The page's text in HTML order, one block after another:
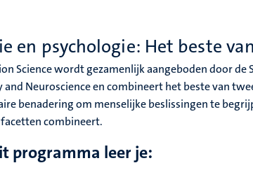
en psychologie: Het beste
Science wordt gezamenlijk aangeboden door de
and Neuroscience en combineert het beste van
benadering om menselijke beslissingen te
combineert.
programma leer je: